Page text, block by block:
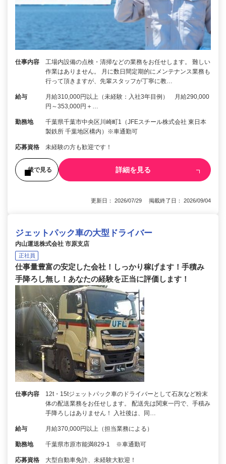
仕事内容
工場内設備の点検・清掃などの業務をお任せします。 難しい
作業はありません。 月に数日間定期的にメンテナンス業務も
行って頂きますが、先輩スタッフが丁寧に教…
給与
月給310,000円以上（未経験：入社3年目例） 月給290,000
円～353,000円＋…
勤務地
千葉県千葉市中央区川崎町1（JFEスチール株式会社 東日本
製鉄所 千葉地区構内）※車通勤可
応募資格 未経験の方も歓迎です！
後で見る 詳細を見る
更新日： 2026/07/29 掲載終了日： 2026/09/04
ジェットパック車の大型ドライバー
内山運送株式会社 市原支店
正社員
仕事量豊富の安定した会社！しっかり稼げます！手積み
手降ろし無し！あなたの経験を正当に評価します！
仕事内容
12t・15tジェットパック車のドライバーとして石灰など粉末
体の配送業務をお任せします。 配送先は関東一円で、手積み
手降ろしはありません！ 入社後は、同…
給与 月給370,000円以上（担当業務による）
勤務地 千葉県市原市能満829-1 ※車通勤可
応募資格 大型自動車免許、未経験大歓迎！